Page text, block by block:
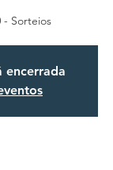
- Sorteios
encerrada